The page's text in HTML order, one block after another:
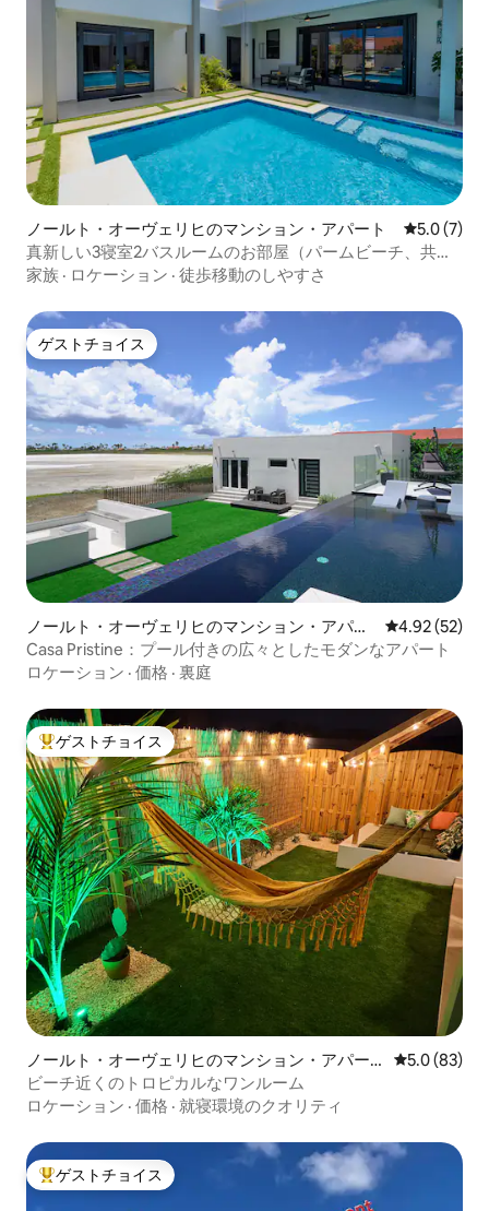
ノールト・オーヴェリヒのマンション・アパート レビュー7
5.0 (7)
真新しい3寝室2バスルームのお部屋（パームビーチ、共用
プールとバーベキューグリル付き）
家族 · ロケーション · 徒歩移動のしやすさ
ゲストチョイス
ゲストチョイス
ノールト・オーヴェリヒのマンション・アパー
ト
レビュー52
4.92 (52)
Casa Pristine：プール付きの広々としたモダンなアパート
ロケーション · 価格 · 裏庭
大好評のゲストチョイスです。
ゲストチョイス
ノールト・オーヴェリヒのマンション・アパー
ト
レビュー83
5.0 (83)
ビーチ近くのトロピカルなワンルーム
ロケーション · 価格 · 就寝環境のクオリティ
大好評のゲストチョイスです。
ゲストチョイス